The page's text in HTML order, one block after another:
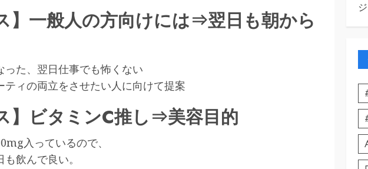
】一般人の方向けには⇒翌日も朝から
った、翌日仕事でも怖くない
ティの両立をさせたい人に向けて提案
】ビタミンC推し⇒美容目的
入っているので、
飲んで良い。